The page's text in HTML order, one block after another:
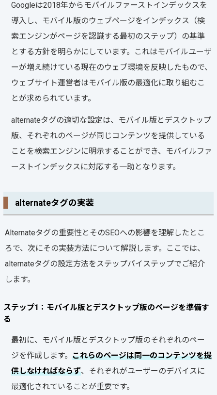
Googleは2018年からモバイルファーストインデックスを
導入し、モバイル版のウェブページをインデックス（検
索エンジンがページを認識する最初のステップ）の基準
とする方針を明らかにしています。これはモバイルユーザ
ーが増え続けている現在のウェブ環境を反映したもので、
ウェブサイト運営者はモバイル版の最適化に取り組むこ
とが求められています。
alternateタグの適切な設定は、モバイル版とデスクトップ
版、それぞれのページが同じコンテンツを提供している
ことを検索エンジンに明示することができ、モバイルファ
ーストインデックスに対応する一助となります。
alternateタグの実装
Alternateタグの重要性とそのSEOへの影響を理解したとこ
ろで、次にその実装方法について解説します。ここでは、
alternateタグの設定方法をステップバイステップでご紹介
します。
ステップ1：モバイル版とデスクトップ版のページを準備す
る
最初に、モバイル版とデスクトップ版のそれぞれのペー
ジを作成します。 これらのページは同一のコンテンツを提
供しなければならず、それぞれがユーザーのデバイスに
最適化されていることが重要です。